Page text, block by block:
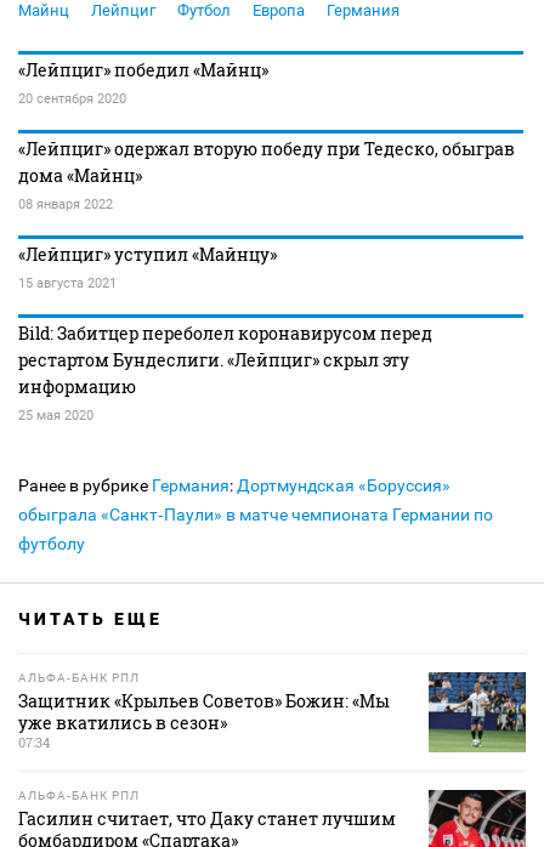
Майнц Лейпциг Футбол Европа Германия
«Лейпциг» победил «Майнц»
20 сентября 2020
«Лейпциг» одержал вторую победу при Тедеско, обыграв
дома «Майнц»
08 января 2022
«Лейпциг» уступил «Майнцу»
15 августа 2021
Bild: Забитцер переболел коронавирусом перед
рестартом Бундеслиги. «Лейпциг» скрыл эту
информацию
25 мая 2020
Ранее в рубрике Германия: Дортмундская «Боруссия»
обыграла «Санкт‑Паули» в матче чемпионата Германии по
футболу
ЧИТАТЬ ЕЩЕ
АЛЬФА-БАНК РПЛ
Защитник «Крыльев Советов» Божин: «Мы
уже вкатились в сезон»
07:34
АЛЬФА-БАНК РПЛ
Гасилин считает, что Даку станет лучшим
бомбардиром «Спартака»